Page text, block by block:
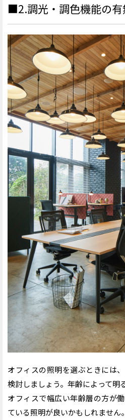
■2.調光・調色機能の有
オフィスの照明を選ぶときには
検討しましょう。年齢によって明
オフィスで幅広い年齢層の方が
ている照明が良いかもしれません。